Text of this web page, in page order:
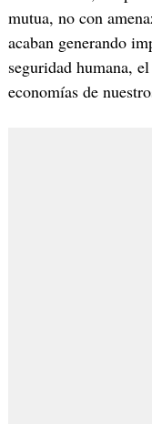
mutua, no con
acaban generando
seguridad humana,
economías de